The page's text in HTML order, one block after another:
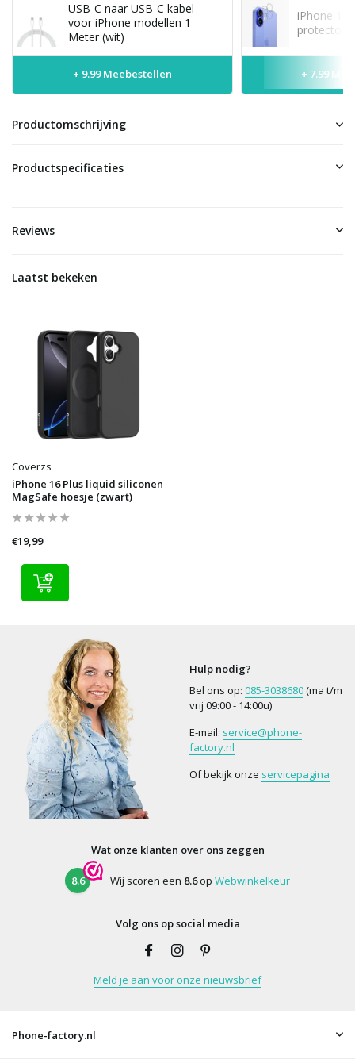
USB-C naar USB-C kabel
voor iPhone modellen 1
Meter (wit)
+ 9.99 Meebestellen
iPhone 16
protector
+ 7.99
Productomschrijving
Productspecificaties
Reviews
Laatst bekeken
Coverzs
iPhone 16 Plus liquid siliconen
MagSafe hoesje (zwart)
€19,99
Hulp nodig?
Bel ons op: 085-3038680(ma t/m
vrij 09:00 - 14:00u)
E-mail: service@phone-
factory.nl
Of bekijk onze servicepagina
Wat onze klanten over ons zeggen
8.6 Wij scoren een 8.6op Webwinkelkeur
Volg ons op social media
Meld je aan voor onze nieuwsbrief
Phone-factory.nl